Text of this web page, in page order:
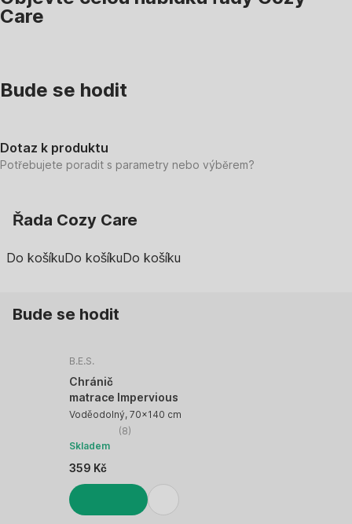
Care
Bude se hodit
Dotaz k produktu
Potřebujete poradit s parametry nebo výběrem?
Řada Cozy Care
Do košíkuDo košíkuDo košíku
Bude se hodit
B.E.S.
Chránič
matrace Impervious
Voděodolný, 70x140 cm
(8)
Skladem
359 Kč